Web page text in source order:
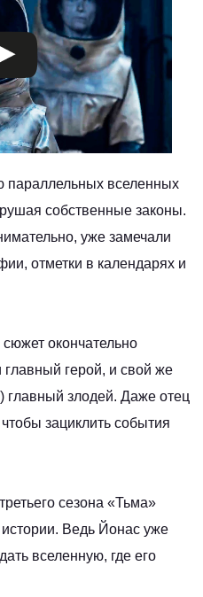
параллельных вселенных
собственные законы.
уже замечали
отметки в календарях и
окончательно
герой, и свой же
главный злодей. Даже отец
зациклить события
сезона «Тьма»
Ведь Йонас уже
вселенную, где его